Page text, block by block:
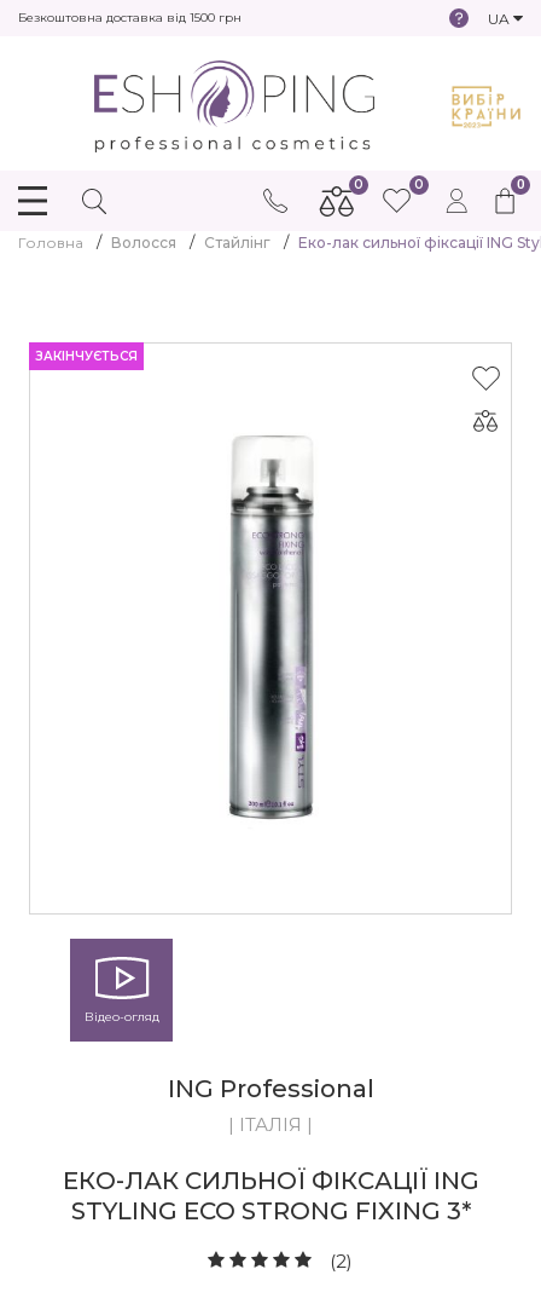
Безкоштовна доставка від 1500 грн UA
0
0 0
Головна Волосся Стайлінг Еко-лак сильної фіксації ING
ЗАКІНЧУЄТЬСЯ
Відео-огляд
ING Professional
| ІТАЛІЯ |
ЕКО-ЛАК СИЛЬНОЇ ФІКСАЦІЇ ING
STYLING ECO STRONG FIXING 3*
(2)